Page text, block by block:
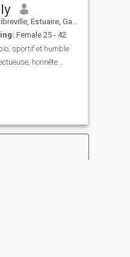
Estuaire, Gabon
Female 25 - 42
sportif et humble
honnête...